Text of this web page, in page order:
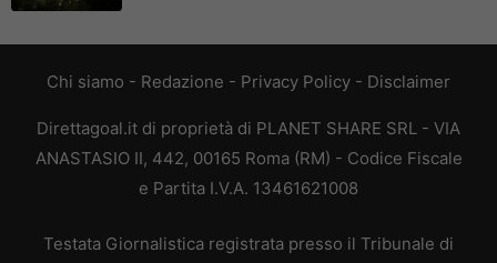
Chi siamo - Redazione - Privacy Policy - Disclaimer
Direttagoal.it di proprietà di PLANET SHARE SRL - VIA
ANASTASIO II, 442, 00165 Roma (RM) - Codice Fiscale
e Partita I.V.A. 13461621008
Testata Giornalistica registrata presso il Tribunale di